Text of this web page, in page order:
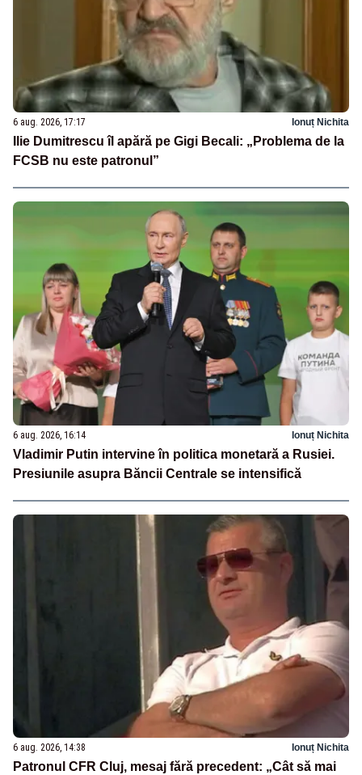
6 aug. 2026, 17:17 Ionuț Nichita
Ilie Dumitrescu îl apără pe Gigi Becali: „Problema de la
FCSB nu este patronul”
6 aug. 2026, 16:14 Ionuț Nichita
Vladimir Putin intervine în politica monetară a Rusiei.
Presiunile asupra Băncii Centrale se intensifică
6 aug. 2026, 14:38 Ionuț Nichita
Patronul CFR Cluj, mesaj fără precedent: „Cât să mai